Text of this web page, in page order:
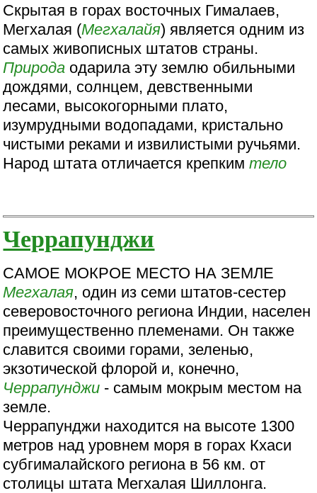
Скрытая в горах восточных Гималаев,
Мегхалая (Мегхалайя) является одним из
самых живописных штатов страны.
Природа одарила эту землю обильными
дождями, солнцем, девственными
лесами, высокогорными плато,
изумрудными водопадами, кристально
чистыми реками и извилистыми ручьями.
Народ штата отличается крепкимтело
Черрапунджи
САМОЕ МОКРОЕ МЕСТО НА ЗЕМЛЕ
Мегхалая, один из семи штатов-сестер
северовосточного региона Индии, населен
преимущественно племенами. Он также
славится своими горами, зеленью,
экзотической флорой и, конечно,
Черрапунджи - самым мокрым местом на
земле.
Черрапунджи находится на высоте 1300
метров над уровнем моря в горах Кхаси
субгималайского региона в 56 км. от
столицы штата Мегхалая Шиллонга.